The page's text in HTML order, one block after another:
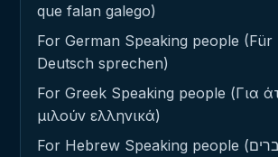
que falan galego)
For German Speaking people (Für
Deutsch sprechen)
For Greek Speaking people (Για
μιλούν ελληνικά)
For Hebrew Speaking people (לאנשים שמדברים